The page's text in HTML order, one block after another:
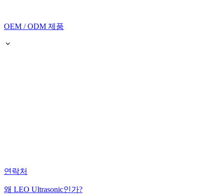
OEM / ODM 제품
연락처
왜 LEO Ultrasonic인가?